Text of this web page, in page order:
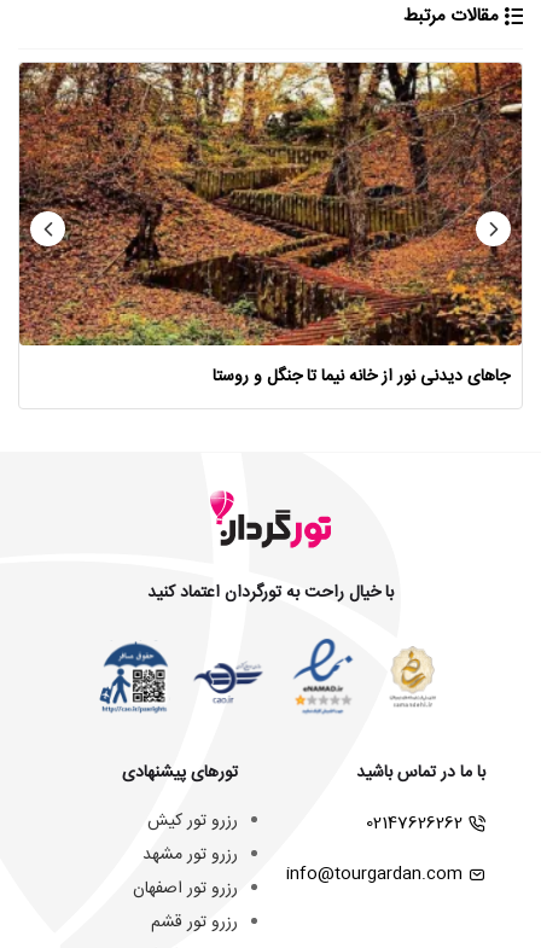
مقالات مرتبط
جاهای دیدنی نور از خانه نیما تا جنگل و روستا
با خیال راحت به تورگردان اعتماد کنید
با ما در تماس باشید
02147626262
info@tourgardan.com
تورهای پیشنهادی
رزرو تور کیش
رزرو تور مشهد
رزرو تور اصفهان
رزرو تور قشم